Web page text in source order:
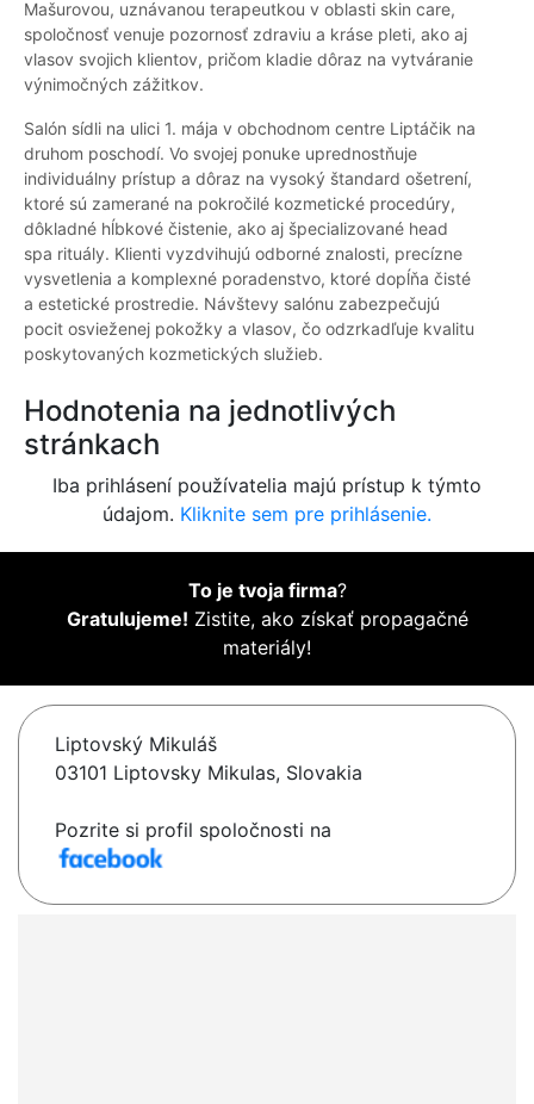
Mašurovou, uznávanou terapeutkou v oblasti skin care,
spoločnosť venuje pozornosť zdraviu a kráse pleti, ako aj
vlasov svojich klientov, pričom kladie dôraz na vytváranie
výnimočných zážitkov.
Salón sídli na ulici 1. mája v obchodnom centre Liptáčik na
druhom poschodí. Vo svojej ponuke uprednostňuje
individuálny prístup a dôraz na vysoký štandard ošetrení,
ktoré sú zamerané na pokročilé kozmetické procedúry,
dôkladné hĺbkové čistenie, ako aj špecializované head
spa rituály. Klienti vyzdvihujú odborné znalosti, precízne
vysvetlenia a komplexné poradenstvo, ktoré dopĺňa čisté
a estetické prostredie. Návštevy salónu zabezpečujú
pocit osvieženej pokožky a vlasov, čo odzrkadľuje kvalitu
poskytovaných kozmetických služieb.
Hodnotenia na jednotlivých
stránkach
Iba prihlásení používatelia majú prístup k týmto
údajom. Kliknite sem pre prihlásenie.
To je tvoja firma?
Gratulujeme! Zistite, ako získať propagačné
materiály!
Liptovský Mikuláš
03101 Liptovsky Mikulas, Slovakia
Pozrite si profil spoločnosti na